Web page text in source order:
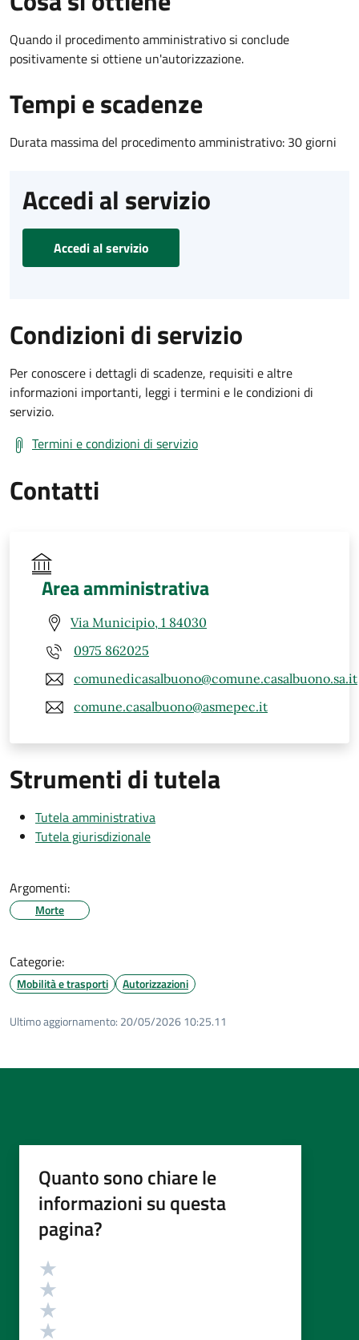
Quando il procedimento amministrativo si conclude
positivamente si ottiene un'autorizzazione.
Tempi e scadenze
Durata massima del procedimento amministrativo: 30 giorni
Accedi al servizio
Accedi al servizio
Condizioni di servizio
Per conoscere i dettagli di scadenze, requisiti e altre
informazioni importanti, leggi i termini e le condizioni di
servizio.
Termini e condizioni di servizio
Contatti
Area amministrativa
Via Municipio, 1 84030
0975 862025
comunedicasalbuono@comune.casalbuono.sa.it
comune.casalbuono@asmepec.it
Strumenti di tutela
Tutela amministrativa
Tutela giurisdizionale
Argomenti:
Morte
Categorie:
Mobilità e trasporti Autorizzazioni
Ultimo aggiornamento: 20/05/2026 10:25.11
Quanto sono chiare le
informazioni su questa
pagina?
Valutazione